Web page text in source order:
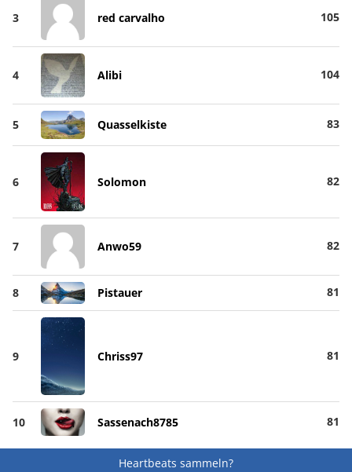
3 red carvalho 105
4 Alibi 104
5 Quasselkiste 83
6 Solomon 82
7 Anwo59 82
8 Pistauer 81
9 Chriss97 81
10 Sassenach8785 81
Heartbeats sammeln?